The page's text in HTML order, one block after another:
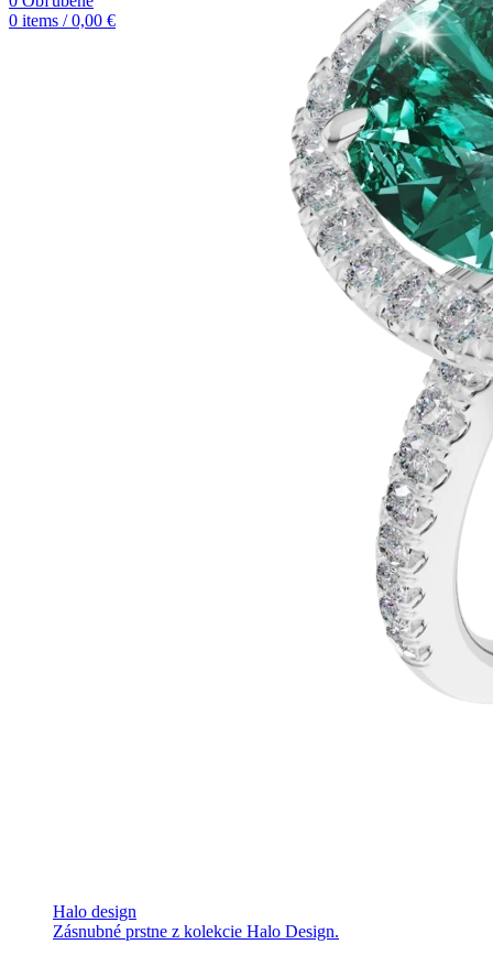
0 items / 0,00 €
Halo design
Zásnubné prstne z kolekcie Halo Design.